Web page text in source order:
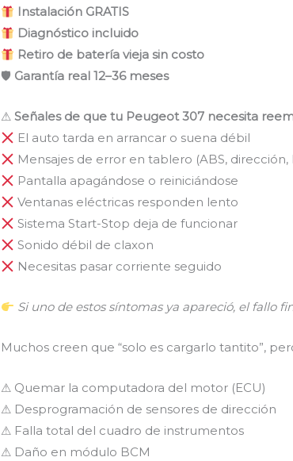
Instalación GRATIS
Diagnóstico incluido
Retiro de batería vieja sin costo
🛡 Garantía real 12–36 meses
⚠Señales de que tu Peugeot 307 necesita
El auto tarda en arrancar o suena débil
Mensajes de error en tablero (ABS, dirección,
Pantalla apagándose o reiniciándose
Ventanas eléctricas responden lento
Sistema Start-Stop deja de funcionar
Sonido débil de claxon
Necesitas pasar corriente seguido
Si uno de estos síntomas ya apareció, el fallo
Muchos creen que “solo es cargarlo tantito”,
⚠ Quemar la computadora del motor (ECU)
⚠ Desprogramación de sensores de dirección
⚠ Falla total del cuadro de instrumentos
⚠ Daño en módulo BCM